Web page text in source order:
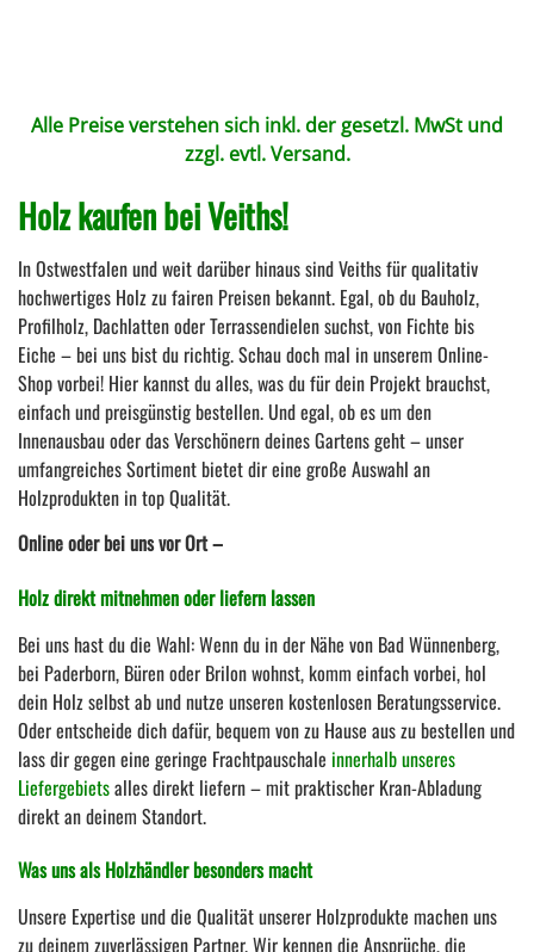
Alle Preise verstehen sich inkl. der gesetzl. MwSt und
zzgl. evtl.Versand.
Holz kaufen bei Veiths!
In Ostwestfalen und weit darüber hinaus sind Veiths für qualitativ
hochwertiges Holz zu fairen Preisen bekannt. Egal, ob du Bauholz,
Profilholz, Dachlatten oder Terrassendielen suchst, von Fichte bis
Eiche – bei uns bist du richtig. Schau doch mal in unserem Online-
Shop vorbei! Hier kannst du alles, was du für dein Projekt brauchst,
einfach und preisgünstig bestellen. Und egal, ob es um den
Innenausbau oder das Verschönern deines Gartens geht – unser
umfangreiches Sortiment bietet dir eine große Auswahl an
Holzprodukten in top Qualität.
Online oder bei uns vor Ort –
Holz direkt mitnehmen oder liefern lassen
Bei uns hast du die Wahl: Wenn du in der Nähe von Bad Wünnenberg,
bei Paderborn, Büren oder Brilon wohnst, komm einfach vorbei, hol
dein Holz selbst ab und nutze unseren kostenlosen Beratungsservice.
Oder entscheide dich dafür, bequem von zu Hause aus zu bestellen und
lass dir gegen eine geringe Frachtpauschale innerhalb unseres
Liefergebietsalles direkt liefern – mit praktischer Kran-Abladung
direkt an deinem Standort.
Was uns als Holzhändler besonders macht
Unsere Expertise und die Qualität unserer Holzprodukte machen uns
zu deinem zuverlässigen Partner. Wir kennen die Ansprüche, die